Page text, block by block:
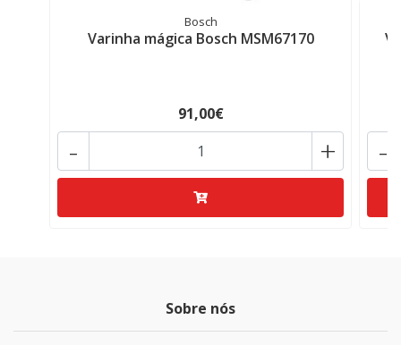
Bosch
Varinha mágica Bosch MSM67170
91,00€
+
- -
Sobre nós